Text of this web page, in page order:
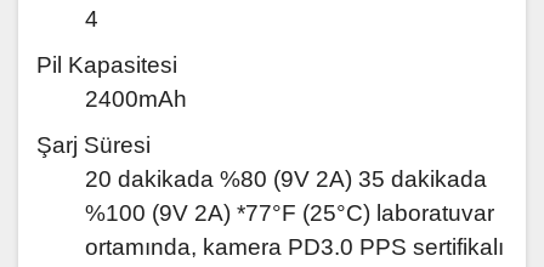
4
Pil Kapasitesi
2400mAh
Şarj Süresi
20 dakikada %80 (9V 2A) 35 dakikada
%100 (9V 2A) *77°F (25°C) laboratuvar
ortamında, kamera PD3.0 PPS sertifikalı